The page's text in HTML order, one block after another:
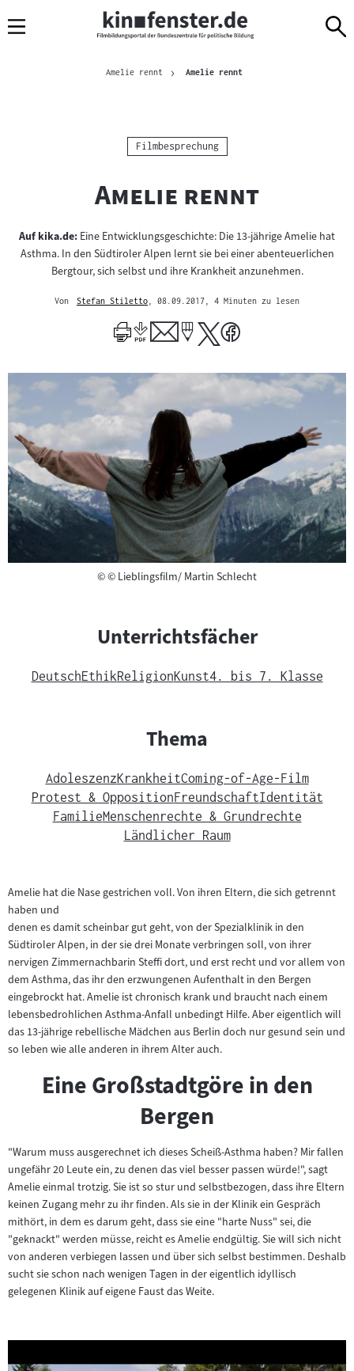
Navigation
zum
zur
BrotkrümelnavigationAmelie rennt Amelie renntAktuelle Seite
Kategorie:
Filmbesprechung
"
Amelie rennt"
Auf kika.de: Eine Entwicklungsgeschichte: Die 13-jährige Amelie hat
Asthma. In den Südtiroler Alpen lernt sie bei einer abenteuerlichen
Bergtour, sich selbst und ihre Krankheit anzunehmen.
Von
Stefan Stiletto
zum
Author
, 08.09.2017 , 4 Minuten zu lesen
©Copyright
© Lieblingsfilm/ Martin Schlecht
Unterrichtsfächer
DeutschEthikReligionKunst4. bis 7. Klasse
Thema
AdoleszenzKrankheitComing-of-Age-Film
Protest & OppositionFreundschaftIdentität
FamilieMenschenrechte & Grundrechte
Ländlicher Raum
Amelie hat die Nase gestrichen voll. Von ihren Eltern, die sich getrennt
haben und
denen es damit scheinbar gut geht, von der Spezialklinik in den
Südtiroler Alpen, in der sie drei Monate verbringen soll, von ihrer
nervigen Zimmernachbarin Steffi dort, und erst recht und vor allem von
dem Asthma, das ihr den erzwungenen Aufenthalt in den Bergen
eingebrockt hat. Amelie ist chronisch krank und braucht nach einem
lebensbedrohlichen Asthma-Anfall unbedingt Hilfe. Aber eigentlich will
das 13-jährige rebellische Mädchen aus Berlin doch nur gesund sein und
so leben wie alle anderen in ihrem Alter auch.
Eine Großstadtgöre in den
Bergen
"Warum muss ausgerechnet ich dieses Scheiß-Asthma haben? Mir fallen
ungefähr 20 Leute ein, zu denen das viel besser passen würde!", sagt
Amelie einmal trotzig. Sie ist so stur und selbstbezogen, dass ihre Eltern
keinen Zugang mehr zu ihr finden. Als sie in der Klinik ein Gespräch
mithört, in dem es darum geht, dass sie eine "harte Nuss" sei, die
"geknackt" werden müsse, reicht es Amelie endgültig. Sie will sich nicht
von anderen verbiegen lassen und über sich selbst bestimmen. Deshalb
sucht sie schon nach wenigen Tagen in der eigentlich idyllisch
gelegenen Klinik auf eigene Faust das Weite.